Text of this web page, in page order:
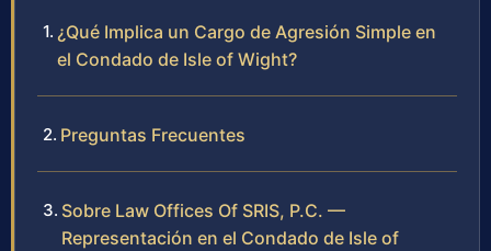
¿Qué Implica un Cargo de Agresión Simple en
el Condado de Isle of Wight?
Preguntas Frecuentes
Sobre Law Offices Of SRIS, P.C. —
Representación en el Condado de Isle of